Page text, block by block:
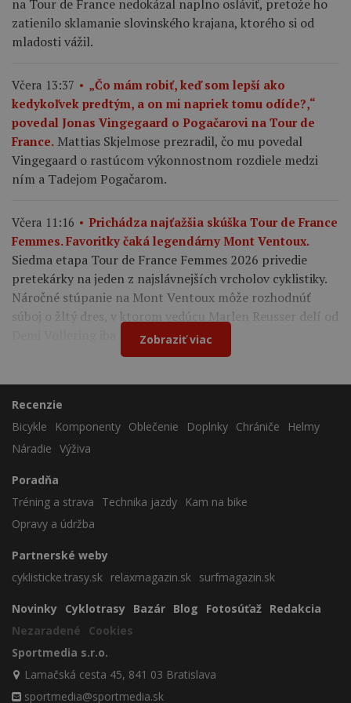
na Tour de France nedokázal naplno osláviť, pretože ho
zatienilo sklamanie slovinského krajana, ktorého si od
mladosti vážil.
Včera 13:37
„Čo mám robiť, keď som lepší ako
kedykoľvek predtým, a on mi napriek tomu odíde?,“
povedal Jonas Vingegaard o Pogačarovi na Tour de
France. Mattias Skjelmose prezradil, čo mu povedal
Vingegaard o rastúcom výkonnostnom rozdiele medzi
ním a Tadejom Pogačarom.
Včera 11:16
Prichádza najťažšia skúška Tour de France
Femmes. Favoritky čaká legendárny Mont Ventoux.
Siedma etapa Tour de France Femmes 2026 privedie
pretekárky na jeden z najslávnejších vrcholov cyklistiky.
Náročné stúpanie na Mont Ventoux môže rozhodnúť
súboj o žltý dres, v ktorom vedúcu Marlen Reusser delí od
Demi Vollering iba 12 sekúnd.
Zobraziť viac
Recenzie
Bicykle
Komponenty Oblečenie Doplnky Chrániče
Helmy
Náradie Výživa
Poradňa
Tréning a strava
Technika jazdy
Kam na bike
Opravy a údržba
Partnerské weby
cyklisticke.trasy.sk relaxmagazin.sk surfmagazin.sk
Novinky Cyklotrasy Bazár Blog Fotosúťaž Redakcia
Nezaradené
Cookies
Sportmedia s.r.o.
Lamačská cesta 45, 841 03 Bratislava
sportmedia@sportmedia.sk